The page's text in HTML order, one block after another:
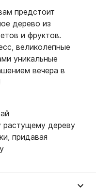
предстоит
дерево из
и фруктов.
великолепные
уникальные
вечера в
растущему дереву
придавая